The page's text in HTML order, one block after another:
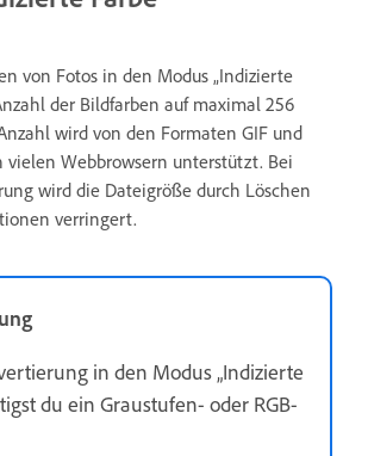
von Fotos in den Modus „Indizierte
der Bildfarben auf maximal 256
wird von den Formaten GIF und
vielen Webbrowsern unterstützt. Bei
wird die Dateigröße durch Löschen
verringert.
in den Modus „Indizierte
du ein Graustufen- oder RGB-